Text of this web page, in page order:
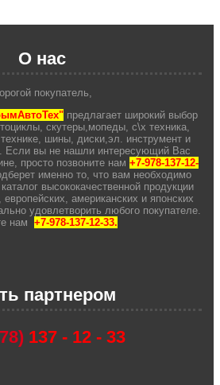
О нас
покупатель,
предлагает широкий выбор
скутеры,мопеды, с\х техника,
шины, диски,эл. инструмент и
Если вы не нашли интересующий Вас
просто позвоните нам +7-978-137-12-
именно то, что вам необходимо
высококачественной продукции
европейских, американских и японских
удовлетворить любого покупателе.
нам +7-978-137-12-33.
партнером
137 - 12 - 33